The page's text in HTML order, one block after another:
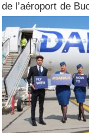
de l’aéroport de